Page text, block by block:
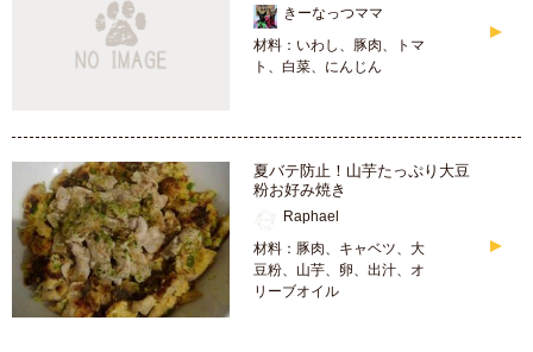
きーなっつママ
材料：いわし、豚肉、トマ
ト、白菜、にんじん
夏バテ防止！山芋たっぷり大豆
粉お好み焼き
Raphael
材料：豚肉、キャベツ、大
豆粉、山芋、卵、出汁、オ
リーブオイル